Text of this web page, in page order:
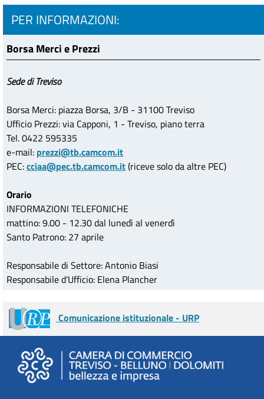
PER INFORMAZIONI:
Borsa Merci e Prezzi
Sede di Treviso
Borsa Merci: piazza Borsa, 3/B - 31100 Treviso
Ufficio Prezzi: via Capponi, 1 - Treviso, piano terra
Tel. 0422 595335
e-mail: prezzi@tb.camcom.it
PEC:cciaa@pec.tb.camcom.it(riceve solo da altre PEC)
Orario
INFORMAZIONI TELEFONICHE
mattino: 9.00 - 12.30 dal lunedì al venerdì
Santo Patrono: 27 aprile
Responsabile di Settore: Antonio Biasi
Responsabile d'Ufficio: Elena Plancher
Comunicazione istituzionale - URP